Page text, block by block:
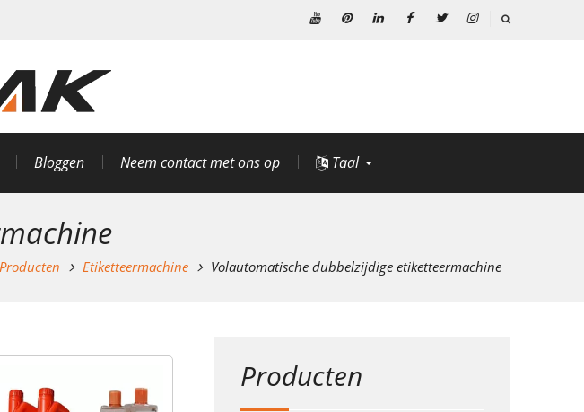
Bloggen Neem contact met ons op Taal
Producten Etiketteermachine Volautomatische dubbelzijdige etiketteermachine
Producten